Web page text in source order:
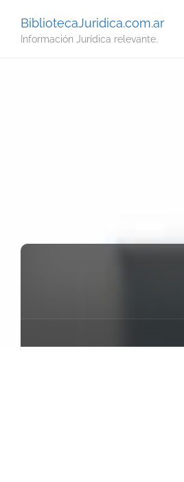
BibliotecaJuridica.com.ar
Información Jurídica relevante.